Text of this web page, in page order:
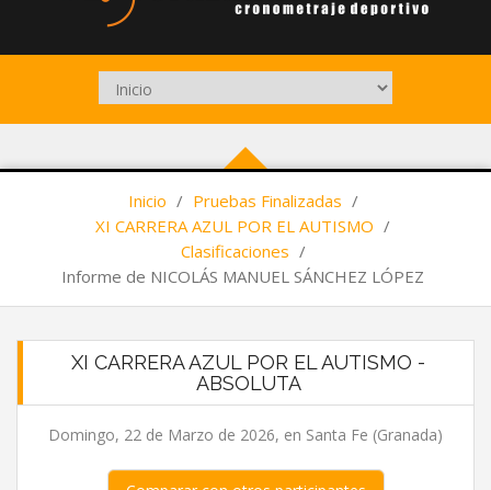
Inicio / Pruebas Finalizadas /
XI CARRERA AZUL POR EL AUTISMO /
Clasificaciones /
Informe de NICOLÁS MANUEL SÁNCHEZ LÓPEZ
XI CARRERA AZUL POR EL AUTISMO -
ABSOLUTA
Domingo, 22 de Marzo de 2026, en Santa Fe (Granada)